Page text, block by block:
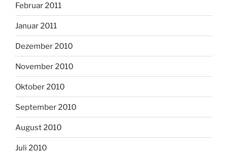
Februar 2011
Januar 2011
Dezember 2010
November 2010
Oktober 2010
September 2010
August 2010
Juli 2010